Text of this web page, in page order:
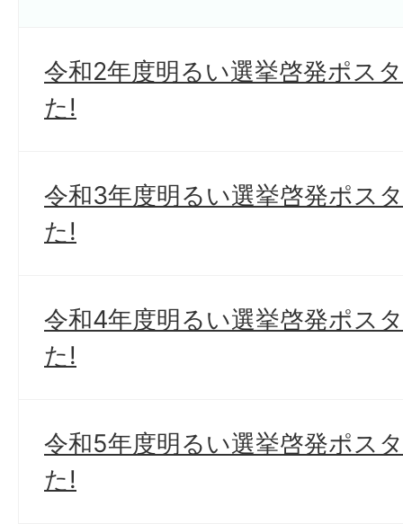
令和2年度明るい選挙啓発ポス
た!
令和3年度明るい選挙啓発ポス
た!
令和4年度明るい選挙啓発ポス
た!
令和5年度明るい選挙啓発ポス
た!